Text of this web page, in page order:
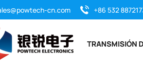
cn.com +86 532
TRANSMISIÓN